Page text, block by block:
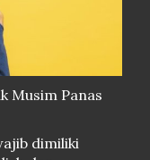
Musim Panas
dimiliki